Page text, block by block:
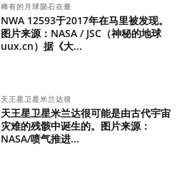
稀有的月球陨石在最
NWA 12593于2017年在马里被发现。
图片来源：NASA / JSC（神秘的地球
uux.cn）据《大...
天王星卫星米兰达很
天王星卫星米兰达很可能是由古代宇宙
灾难的残骸中诞生的。图片来源：
NASA/喷气推进...